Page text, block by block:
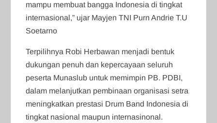
mampu membuat bangga Indonesia di tingkat
internasional,” ujar Mayjen TNI Purn Andrie T.U
Soetarno
Terpilihnya Robi Herbawan menjadi bentuk
dukungan penuh dan kepercayaan seluruh
peserta Munaslub untuk memimpin PB. PDBI,
dalam melanjutkan pembinaan organisasi setra
meningkatkan prestasi Drum Band Indonesia di
tingkat nasional maupun internasinonal.